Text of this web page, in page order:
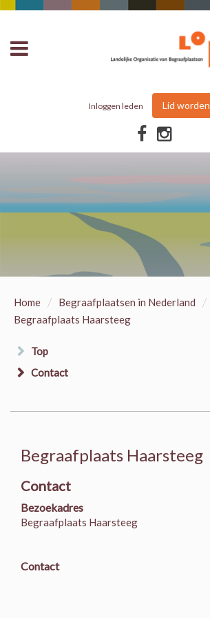
Inloggen leden Lid worden
Home / Begraafplaatsen in Nederland /
Begraafplaats Haarsteeg
Top
Contact
Begraafplaats Haarsteeg
Contact
Bezoekadres
Begraafplaats Haarsteeg
Contact